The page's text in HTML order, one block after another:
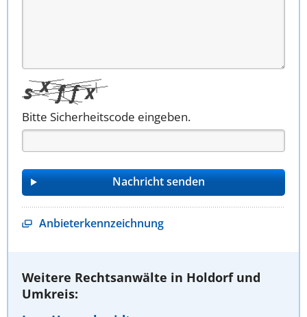
Bitte Sicherheitscode eingeben.
Anbieterkennzeichnung
Weitere Rechtsanwälte in Holdorf und
Umkreis: